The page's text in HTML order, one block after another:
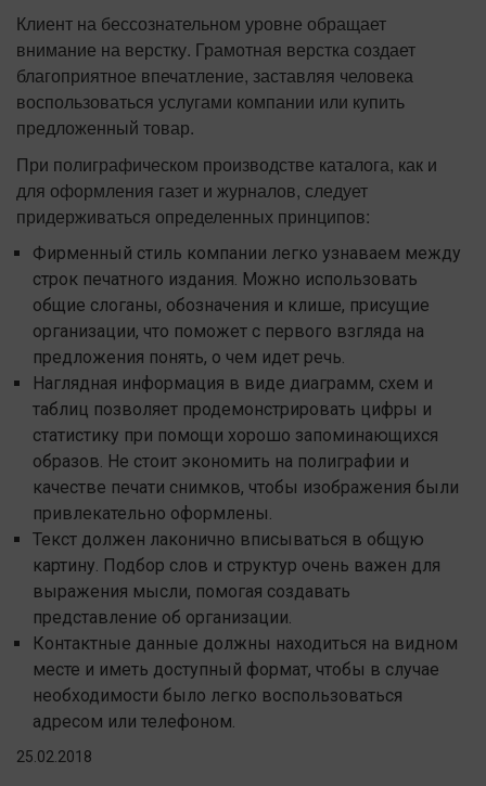
Клиент на бессознательном уровне обращает
внимание на верстку. Грамотная верстка создает
благоприятное впечатление, заставляя человека
воспользоваться услугами компании или купить
предложенный товар.
При полиграфическом производстве каталога, как и
для оформления газет и журналов, следует
придерживаться определенных принципов:
Фирменный стиль компании легко узнаваем между
строк печатного издания. Можно использовать
общие слоганы, обозначения и клише, присущие
организации, что поможет с первого взгляда на
предложения понять, о чем идет речь.
Наглядная информация в виде диаграмм, схем и
таблиц позволяет продемонстрировать цифры и
статистику при помощи хорошо запоминающихся
образов. Не стоит экономить на полиграфии и
качестве печати снимков, чтобы изображения были
привлекательно оформлены.
Текст должен лаконично вписываться в общую
картину. Подбор слов и структур очень важен для
выражения мысли, помогая создавать
представление об организации.
Контактные данные должны находиться на видном
месте и иметь доступный формат, чтобы в случае
необходимости было легко воспользоваться
адресом или телефоном.
25.02.2018